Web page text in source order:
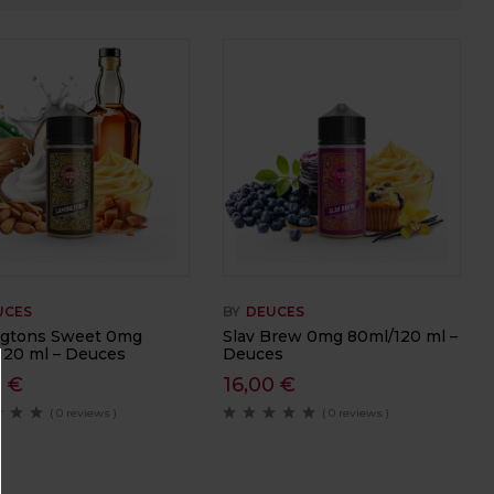
Sweet 0mg
ml – Deuces
€
( 0 reviews )
BY DEUCES
Slav Brew 0mg 80ml/120 ml –
Deuces
16,00 €
( 0 reviews )